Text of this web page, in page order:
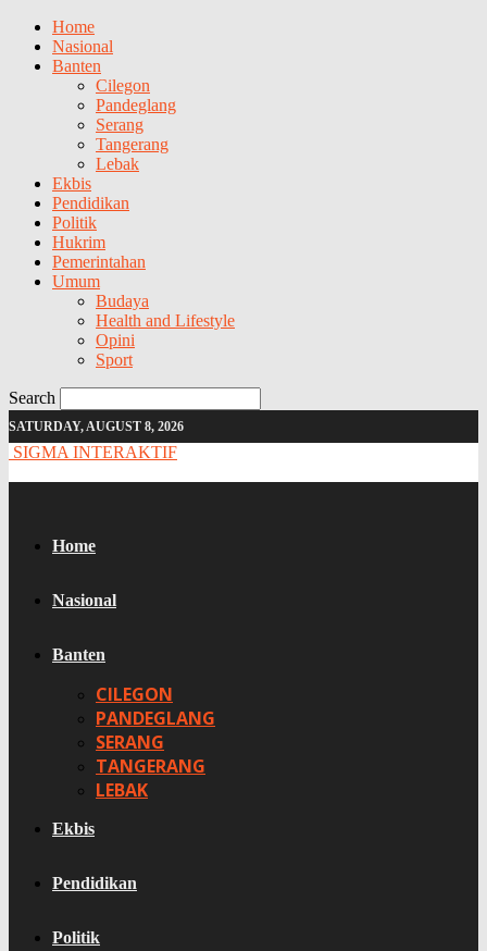
Home
Nasional
Banten
Cilegon
Pandeglang
Serang
Tangerang
Lebak
Ekbis
Pendidikan
Politik
Hukrim
Pemerintahan
Umum
Budaya
Health and Lifestyle
Opini
Sport
Search
SATURDAY, AUGUST 8, 2026
SIGMA INTERAKTIF
Home
Nasional
Banten
CILEGON
PANDEGLANG
SERANG
TANGERANG
LEBAK
Ekbis
Pendidikan
Politik